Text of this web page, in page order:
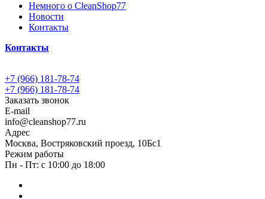
Немного о CleanShop77
Новости
Контакты
Контакты
+7 (966) 181-78-74
+7 (966) 181-78-74
Заказать звонок
E-mail
info@cleanshop77.ru
Адрес
Москва, Востряковский проезд, 10Бс1
Режим работы
Пн - Пт: с 10:00 до 18:00